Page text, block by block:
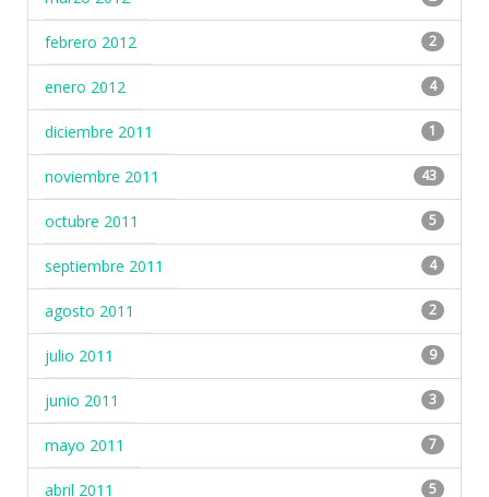
febrero 2012 2
enero 2012 4
diciembre 2011 1
noviembre 2011 43
octubre 2011 5
septiembre 2011 4
agosto 2011 2
julio 2011 9
junio 2011 3
mayo 2011 7
abril 2011 5